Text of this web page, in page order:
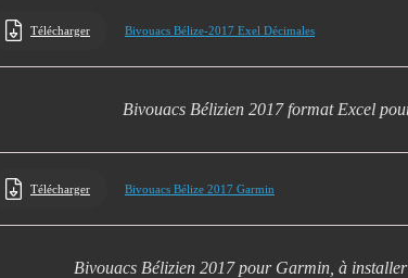
Télécharger Bivouacs Bélize-2017 Exel Décimales
Bivouacs Bélizien 2017 format Excel
Télécharger Bivouacs Bélize 2017 Garmin
Bivouacs Bélizien 2017 pour Garmin, à